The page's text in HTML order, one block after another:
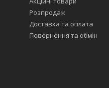
Розпродаж
Доставка та оплата
Повернення та обмін